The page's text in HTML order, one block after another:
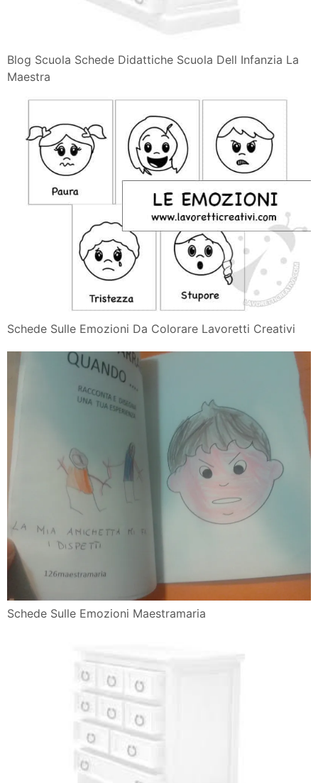
Blog Scuola Schede Didattiche Scuola Dell Infanzia La
Maestra
Schede Sulle Emozioni Da Colorare Lavoretti Creativi
Schede Sulle Emozioni Maestramaria